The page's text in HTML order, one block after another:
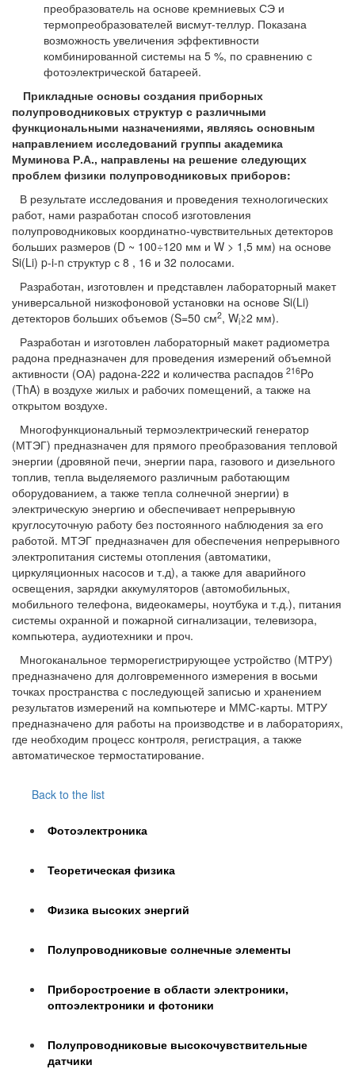
преобразователь на основе кремниевых СЭ и
термопреобразователей висмут-теллур. Показана
возможность увеличения эффективности
комбинированной системы на 5 %, по сравнению с
фотоэлектрической батареей.
Прикладные основы создания приборных
полупроводниковых структур с различными
функциональными назначениями, являясь основным
направлением исследований группы академика
Муминова Р.А., направлены на решение следующих
проблем физики полупроводниковых приборов:
В результате исследования и проведения технологических
работ, нами разработан способ изготовления
полупроводниковых координатно-чувствительных детекторов
больших размеров (D ~ 100÷120 мм и W > 1,5 мм) на основе
Si(Li) p-i-n структур с 8 , 16 и 32 полосами.
Разработан, изготовлен и представлен лабораторный макет
универсальной низкофоновой установки на основе Si(Li)
детекторов больших объемов (S=50 см2, Wi≥2 мм).
Разработан и изготовлен лабораторный макет радиометра
радона предназначен для проведения измерений объемной
активности (ОА) радона-222 и количества распадов 216Po
(ThA) в воздухе жилых и рабочих помещений, а также на
открытом воздухе.
Многофункциональный термоэлектрический генератор
(МТЭГ) предназначен для прямого преобразования тепловой
энергии (дровяной печи, энергии пара, газового и дизельного
топлив, тепла выделяемого различным работающим
оборудованием, а также тепла солнечной энергии) в
электрическую энергию и обеспечивает непрерывную
круглосуточную работу без постоянного наблюдения за его
работой. МТЭГ предназначен для обеспечения непрерывного
электропитания системы отопления (автоматики,
циркуляционных насосов и т.д), а также для аварийного
освещения, зарядки аккумуляторов (автомобильных,
мобильного телефона, видеокамеры, ноутбука и т.д.), питания
системы охранной и пожарной сигнализации, телевизора,
компьютера, аудиотехники и проч.
Многоканальное терморегистрирующее устройство (МТРУ)
предназначено для долговременного измерения в восьми
точках пространства с последующей записью и хранением
результатов измерений на компьютере и ММС-карты. МТРУ
предназначено для работы на производстве и в лабораториях,
где необходим процесс контроля, регистрация, а также
автоматическое термостатирование.
Back to the list
Фотоэлектроника
Теоретическая физика
Физика высоких энергий
Полупроводниковые солнечные элементы
Приборостроение в области электроники,
оптоэлектроники и фотоники
Полупроводниковые высокочувствительные
датчики